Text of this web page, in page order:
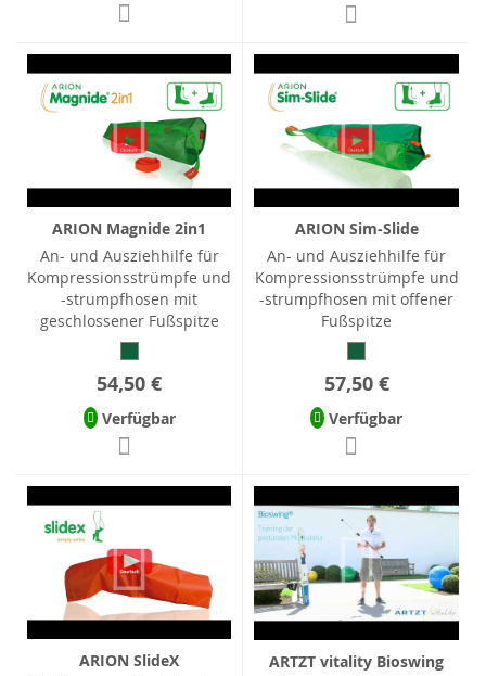
ARION Magnide 2in1
An- und Ausziehhilfe für
Kompressionsstrümpfe und
-strumpfhosen mit
geschlossener Fußspitze
54,50 €
Verfügbar
ARION Sim-Slide
An- und Ausziehhilfe für
Kompressionsstrümpfe und
-strumpfhosen mit offener
Fußspitze
57,50 €
Verfügbar
ARION SlideX
ARTZT vitality Bioswing